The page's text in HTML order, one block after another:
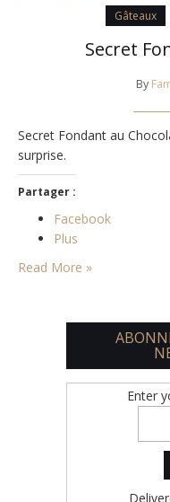
Gâteaux
Secret
By
Secret Fondant au
surprise.
Partager :
Facebook
Plus
Read More »
Enter